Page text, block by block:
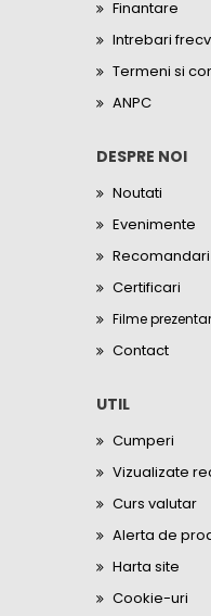
Finantare
Intrebari
Termeni si
ANPC
DESPRE NOI
Noutati
Evenimente
Recomandari
Certificari
Filme
Contact
UTIL
Cumperi
Vizualizate
Curs valutar
Alerta de
Harta site
Cookie-uri